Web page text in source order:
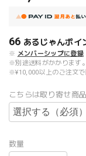
66 あるじゃんポイ
※ メンバーシップに登録
※別途送料がかかります。
※¥10,000以上のご注文で
こちらは取り寄せ商
数量